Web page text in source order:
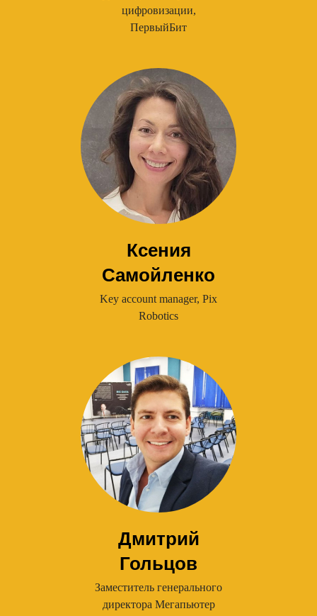
цифровизации,
ПервыйБит
Ксения
Самойленко
Key account manager, Pix
Robotics
Дмитрий
Гольцов
Заместитель генерального
директора Мегапьютер